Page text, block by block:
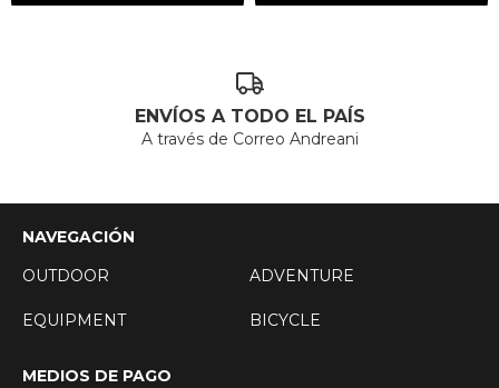
ENVÍOS A TODO EL PAÍS
A través de Correo Andreani
NAVEGACIÓN
OUTDOOR
ADVENTURE
EQUIPMENT BICYCLE
MEDIOS DE PAGO